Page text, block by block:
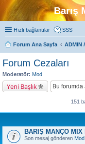
Barış
Hızlı bağlantılar SSS
Forum Ana Sayfa ADMIN
Forum Cezaları
Moderatör: Mod
Yeni Başlık
151
BARIŞ MANÇO MIX
Son mesaj gönderen Mod